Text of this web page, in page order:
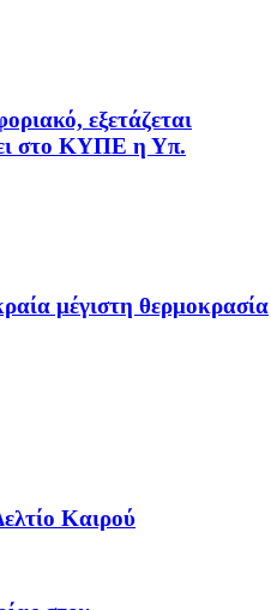
εξετάζεται
στο ΚΥΠΕ η Υπ.
μέγιστη θερμοκρασία
Καιρού